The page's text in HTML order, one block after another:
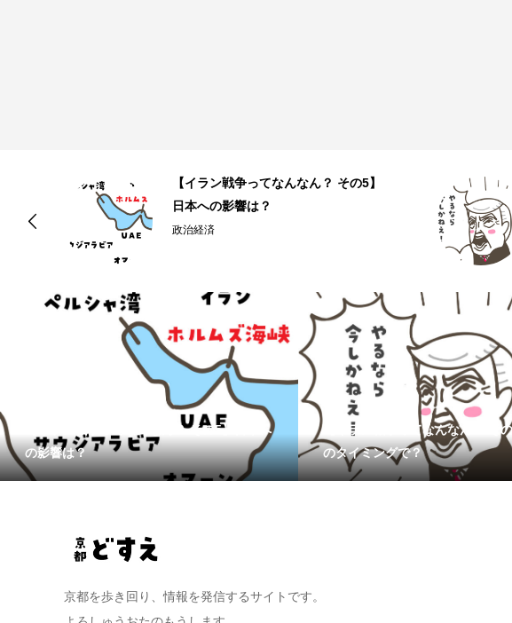
【イラン戦争ってなんなん？ その4】
なぜこのタイミングで？
政治経済
【イラン戦争ってなんなん？ その5】日本へ
の影響は？
【イラン戦争ってなんなん？ その
のタイミングで？
京都を歩き回り、情報を発信するサイトです。